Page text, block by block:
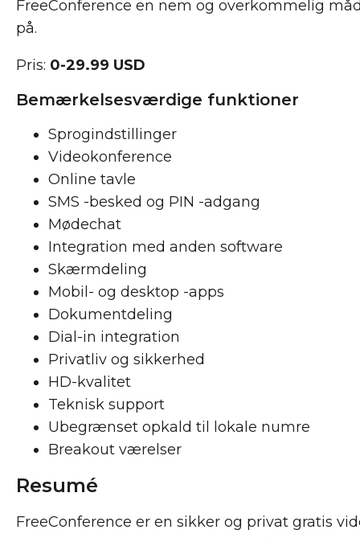
FreeConference en nem og overkommelig
på.
Pris: 0-29.99 USD
Bemærkelsesværdige funktioner
Sprogindstillinger
Videokonference
Online tavle
SMS -besked og PIN -adgang
Mødechat
Integration med anden software
Skærmdeling
Mobil- og desktop -apps
Dokumentdeling
Dial-in integration
Privatliv og sikkerhed
HD-kvalitet
Teknisk support
Ubegrænset opkald til lokale numre
Breakout værelser
Resumé
FreeConference er en sikker og privat gratis